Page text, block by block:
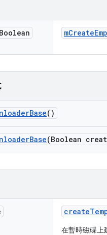
mCreate
Base()
Base(Boolean
create
在暫時磁碟上